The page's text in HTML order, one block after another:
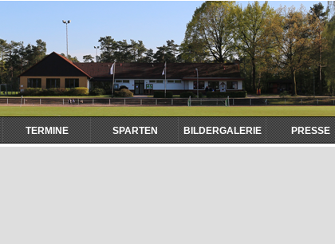
TERMINE SPARTEN BILDERGALERIE PRESSE